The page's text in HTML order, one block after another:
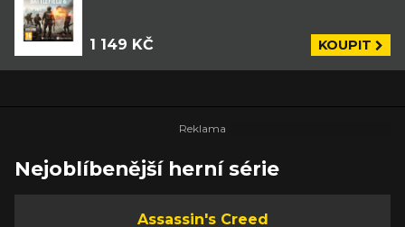
1 149 KČ KOUPIT
Nejoblíbenější herní série
Assassin's Creed